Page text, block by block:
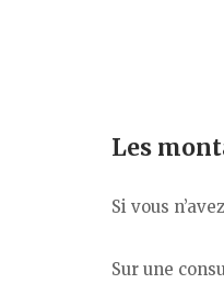
Les
Si vous
Sur une